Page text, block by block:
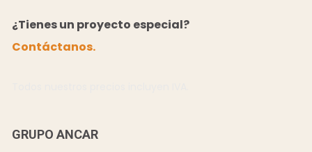
¿Tienes un proyecto especial?
Contáctanos.
GRUPO ANCAR